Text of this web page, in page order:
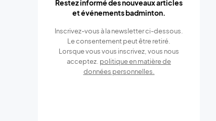
Restez informé des nouveaux articles
et événements badminton.
Inscrivez-vous à la newsletter ci-dessous.
Le consentement peut être retiré.
Lorsque vous vous inscrivez, vous nous
acceptez. politique en matière de
données personnelles.